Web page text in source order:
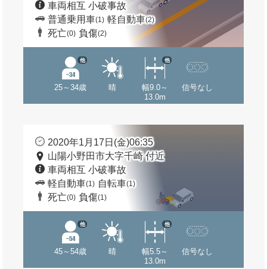
車両相互 小破事故
普通乗用車(1) 軽自動車(2)
死亡(0) 負傷(2)
25～34歳
他
晴
幅9.0～
13.0m
他
信号なし
2020年1月17日(金)06:35
山陽小野田市大字千崎 付近
車両相互 小破事故
軽自動車(1) 自転車(1)
死亡(0) 負傷(1)
45～54歳
他
晴
幅5.5～
13.0m
他
信号なし